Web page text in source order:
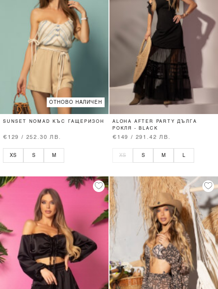
ОТНОВО НАЛИЧЕН
SUNSET NOMAD КЪС ГАЩЕРИЗОН
€129 / 252.30 ЛВ.
XS S M
ALOHA AFTER PARTY ДЪЛГА
РОКЛЯ - BLACK
€149 / 291.42 ЛВ.
XS S M